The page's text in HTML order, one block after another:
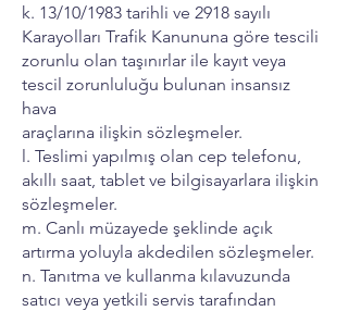
k. 13/10/1983 tarihli ve 2918 sayılı
Karayolları Trafik Kanununa göre tescili
zorunlu olan taşınırlar ile kayıt veya
tescil zorunluluğu bulunan insansız
hava
araçlarına ilişkin sözleşmeler.
l. Teslimi yapılmış olan cep telefonu,
akıllı saat, tablet ve bilgisayarlara ilişkin
sözleşmeler.
m. Canlı müzayede şeklinde açık
artırma yoluyla akdedilen sözleşmeler.
n. Tanıtma ve kullanma kılavuzunda
satıcı veya yetkili servis tarafından